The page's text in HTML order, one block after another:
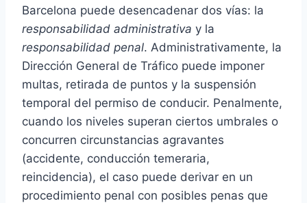
Barcelona puede desencadenar dos vías: la
responsabilidad administrativa y la
responsabilidad penal. Administrativamente, la
Dirección General de Tráfico puede imponer
multas, retirada de puntos y la suspensión
temporal del permiso de conducir. Penalmente,
cuando los niveles superan ciertos umbrales o
concurren circunstancias agravantes
(accidente, conducción temeraria,
reincidencia), el caso puede derivar en un
procedimiento penal con posibles penas que